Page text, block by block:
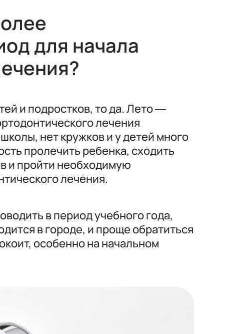
для начала
и подростков, то да. Лето —
лечения
нет кружков и у детей много
пролечить ребенка, сходить
и пройти необходимую
лечения.
в период учебного года,
в городе, и проще обратиться
особенно на начальном